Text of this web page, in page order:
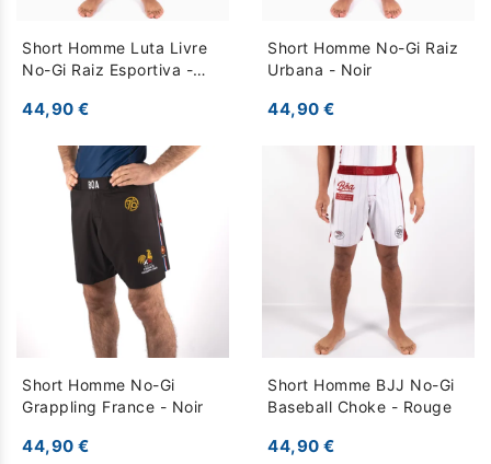
Short Homme Luta Livre
No-Gi Raiz Esportiva -
44,90 €
Short Homme No-Gi Raiz
Urbana - Noir
44,90 €
Short Homme No-Gi
Grappling France - Noir
44,90 €
Short Homme BJJ No-Gi
Baseball Choke - Rouge
44,90 €